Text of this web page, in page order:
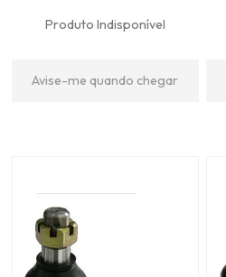
Produto Indisponível
Avise-me quando chegar